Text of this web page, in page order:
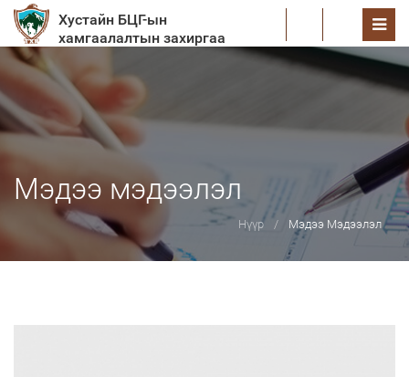
Хустайн БЦГ-ын
хамгаалалтын захиргаа
Мэдээ мэдээлэл
Нүүр Мэдээ Мэдээлэл